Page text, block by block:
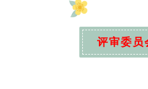
评审委员